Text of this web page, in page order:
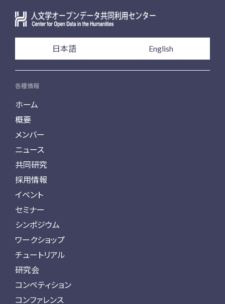
日本語 English
各種情報
ホーム
概要
メンバー
ニュース
共同研究
採用情報
イベント
セミナー
シンポジウム
ワークショップ
チュートリアル
研究会
コンペティション
コンファレンス